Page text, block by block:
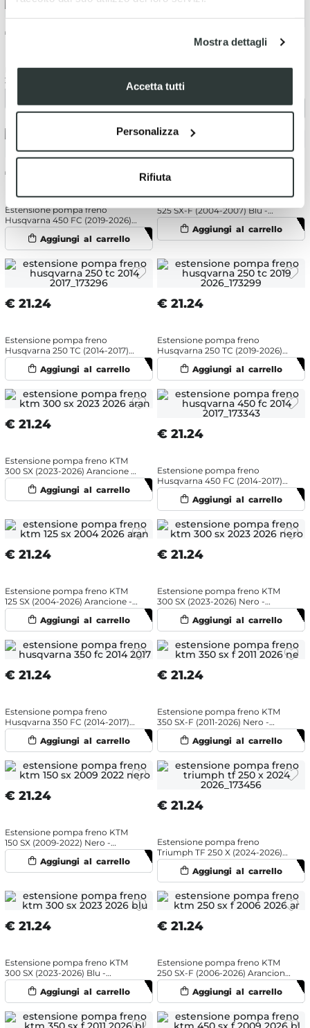
Mostra dettagli
Accetta tutti
Personalizza
Rifiuta
€
Estensione pompa freno KTM
250 SX-F (2006-2026) Nero -
NRTeam
21.24
Estensione pompa freno
Husqvarna 450 FC (2019-2026)
€
Estensione pompa freno
Husqvarna 450 FC (2019-2026)
Nero - NRTeam
€ 21.24
Estensione pompa freno KTM
525 SX-F (2004-2007) Blu -
NRTeam
€ 21.24
Estensione pompa freno
Husqvarna 250 TC (2014-2017)
Nero - NRTeam
€ 21.24
Estensione pompa freno
Husqvarna 250 TC (2019-2026)
Blu - NRTeam
€ 21.24
Estensione pompa freno KTM
300 SX (2023-2026) Arancione -
NRTeam
€ 21.24
Estensione pompa freno
Husqvarna 450 FC (2014-2017)
Nero - NRTeam
€ 21.24
Estensione pompa freno KTM
125 SX (2004-2026) Arancione -
NRTeam
€ 21.24
Estensione pompa freno KTM
300 SX (2023-2026) Nero -
NRTeam
€ 21.24
Estensione pompa freno
Husqvarna 350 FC (2014-2017)
Arancione - NRTeam
€ 21.24
Estensione pompa freno KTM
350 SX-F (2011-2026) Nero -
NRTeam
€ 21.24
Estensione pompa freno KTM
150 SX (2009-2022) Nero -
NRTeam
€ 21.24
Estensione pompa freno
Triumph TF 250 X (2024-2026)
Nero - NRTeam
€ 21.24
Estensione pompa freno KTM
300 SX (2023-2026) Blu -
NRTeam
€ 21.24
Estensione pompa freno KTM
250 SX-F (2006-2026) Arancione
- NRTeam